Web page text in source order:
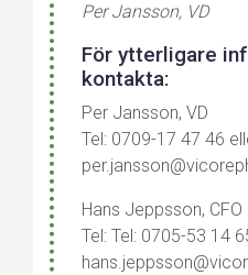
Per Jansson, VD
För ytterligare
kontakta:
Per Jansson, VD
Tel: 0709-17 47 46
Hans Jeppsson, CFO
Tel: Tel: 0705-53 14